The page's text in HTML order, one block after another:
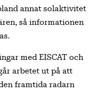
annat solaktivitet
så informationen
med EISCAT och
arbetet ut på att
framtida radarn